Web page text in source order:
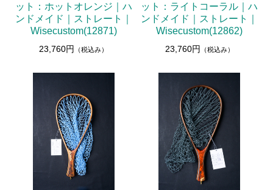
ット：ホットオレンジ｜ハ
ンドメイド｜ストレート｜
Wisecustom(12871)
23,760円 （税込み）
ット：ライトコーラル｜ハ
ンドメイド｜ストレート｜
Wisecustom(12862)
23,760円 （税込み）